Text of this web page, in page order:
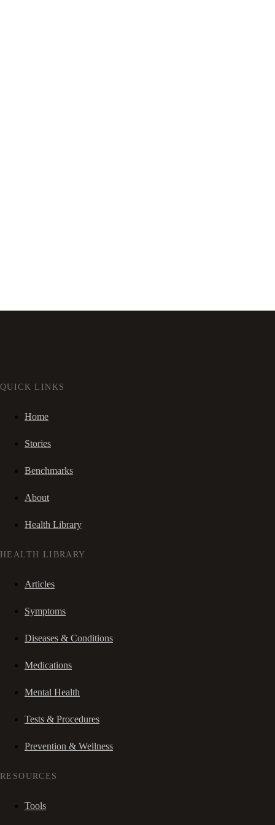
QUICK LINKS
Home
Stories
Benchmarks
About
Health Library
HEALTH LIBRARY
Articles
Symptoms
Diseases & Conditions
Medications
Mental Health
Tests & Procedures
Prevention & Wellness
RESOURCES
Tools